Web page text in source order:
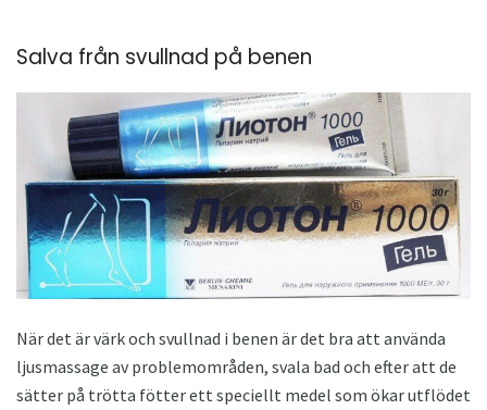
Salva från svullnad på benen
När det är värk och svullnad i benen är det bra att använda
ljusmassage av problemområden, svala bad och efter att de
sätter på trötta fötter ett speciellt medel som ökar utflödet